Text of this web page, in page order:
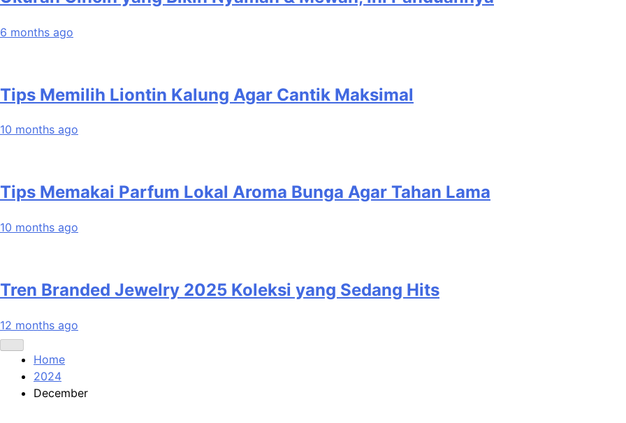
6 months ago
Tips Memilih Liontin Kalung Agar Cantik Maksimal
10 months ago
Tips Memakai Parfum Lokal Aroma Bunga Agar Tahan Lama
10 months ago
Tren Branded Jewelry 2025 Koleksi yang Sedang Hits
12 months ago
Home
2024
December